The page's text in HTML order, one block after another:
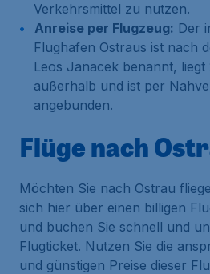
Verkehrsmittel zu nutzen.
Anreise per Flugzeug: Der
Flughafen Ostraus ist nach
Leos Janacek benannt, liegt
außerhalb und ist per
angebunden.
Flüge nach
Möchten Sie nach Ostrau
sich hier über einen billigen
und buchen Sie schnell und
Flugticket. Nutzen Sie die
und günstigen Preise dieser